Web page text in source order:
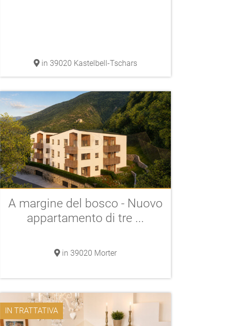
in 39020 Kastelbell-Tschars
A margine del bosco - Nuovo
appartamento di tre ...
in 39020 Morter
IN TRATTATIVA